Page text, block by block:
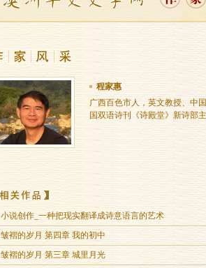
程家惠
广西百色市人，英文教授、中
国双语诗刊《诗殿堂》新诗部主
小说创作_一种把现实翻译成诗意语言的艺术
皱褶的岁月 第四章 我的初中
皱褶的岁月 第三章 城里月光